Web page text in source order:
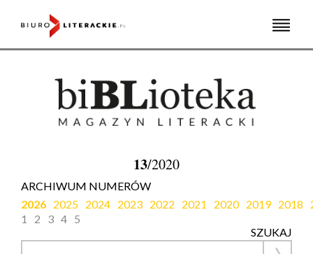
13/2020
ARCHIWUM NUMERÓW
2026 2025 2024 2023 2022 2021 2020 2019 2018
1
2 3 4 5
SZUKAJ